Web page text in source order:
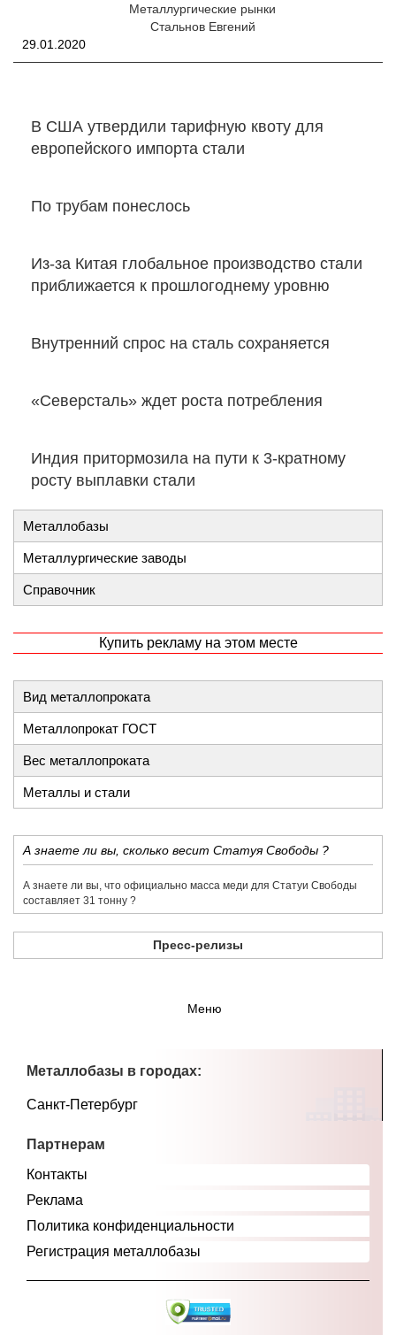
Металлургические рынки
Стальнов Евгений
29.01.2020
В США утвердили тарифную квоту для
европейского импорта стали
По трубам понеслось
Из-за Китая глобальное производство стали
приближается к прошлогоднему уровню
Внутренний спрос на сталь сохраняется
«Северсталь» ждет роста потребления
Индия притормозила на пути к 3-кратному
росту выплавки стали
Металлобазы
Металлургические заводы
Справочник
Купить рекламу на этом месте
Вид металлопроката
Металлопрокат ГОСТ
Вес металлопроката
Металлы и стали
​А знаете ли вы, сколько весит Статуя Свободы ?
​А знаете ли вы, что официально масса меди для Статуи Свободы
составляет 31 тонну ?
Пресс-релизы
Меню
Металлобазы в городах:
Санкт-Петербург
Партнерам
Контакты
Реклама
Политика конфиденциальности
Регистрация металлобазы